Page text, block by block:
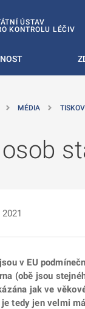
ÚSTAV
KONTROLU LÉČIV
MÉDIA
v EU
(obě jsou
jak ve
tedy jen velmi